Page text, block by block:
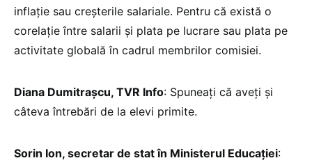
inflație sau creșterile salariale. Pentru că există o
corelație între salarii și plata pe lucrare sau plata pe
activitate globală în cadrul membrilor comisiei.
Diana Dumitrașcu, TVR Info: Spuneați că aveți și
câteva întrebări de la elevi primite.
Sorin Ion, secretar de stat în Ministerul Educației: